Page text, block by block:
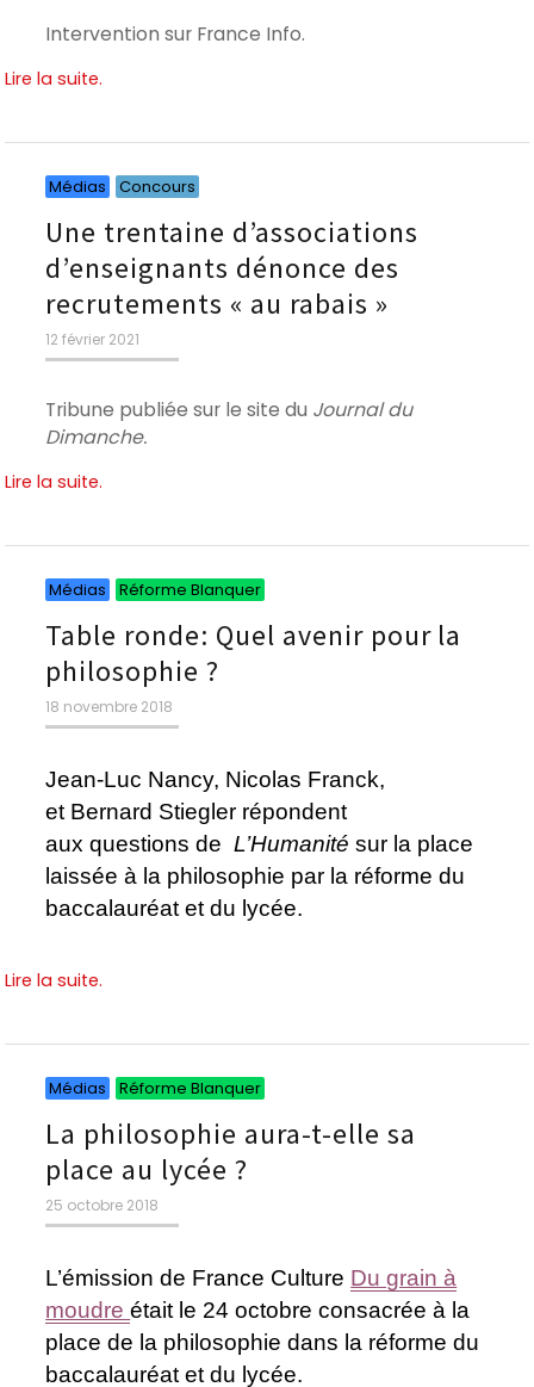
Intervention sur France Info.
Lire la suite.
Médias Concours
Une trentaine d’associations
d’enseignants dénonce des
recrutements « au rabais »
Publié
le
12 février 2021
Tribune publiée sur le site du Journal du
Dimanche.
Lire la suite.
Médias Réforme Blanquer
Table ronde: Quel avenir pour la
philosophie ?
Publié
le
18 novembre 2018
Jean-Luc Nancy, Nicolas Franck,
et Bernard Stiegler répondent
aux questions de L’Humanitésur la place
laissée à la philosophie par la réforme du
baccalauréat et du lycée.
Lire la suite.
Médias Réforme Blanquer
La philosophie aura-t-elle sa
place au lycée ?
Publié
le
25 octobre 2018
L’émission de France Culture Du grain à
moudreétait le 24 octobre consacrée à la
place de la philosophie dans la réforme du
baccalauréat et du lycée.